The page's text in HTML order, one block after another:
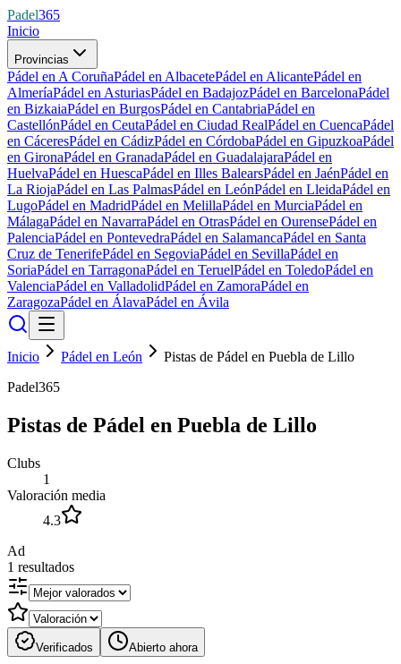
Padel365
Inicio
Provincias
Pádel en A CoruñaPádel en AlbacetePádel en AlicantePádel en
AlmeríaPádel en AsturiasPádel en BadajozPádel en BarcelonaPádel
en BizkaiaPádel en BurgosPádel en CantabriaPádel en
CastellónPádel en CeutaPádel en Ciudad RealPádel en CuencaPádel
en CáceresPádel en CádizPádel en CórdobaPádel en GipuzkoaPádel
en GironaPádel en GranadaPádel en GuadalajaraPádel en
HuelvaPádel en HuescaPádel en Illes BalearsPádel en JaénPádel en
La RiojaPádel en Las PalmasPádel en LeónPádel en LleidaPádel en
LugoPádel en MadridPádel en MelillaPádel en MurciaPádel en
MálagaPádel en NavarraPádel en OtrasPádel en OurensePádel en
PalenciaPádel en PontevedraPádel en SalamancaPádel en Santa
Cruz de TenerifePádel en SegoviaPádel en SevillaPádel en
SoriaPádel en TarragonaPádel en TeruelPádel en ToledoPádel en
ValenciaPádel en ValladolidPádel en ZamoraPádel en
ZaragozaPádel en ÁlavaPádel en Ávila
Inicio Pádel en León
Pistas de Pádel en Puebla de Lillo
Padel365
Pistas de Pádel en Puebla de Lillo
Clubs
1
Valoración media
4.3
Ad
1 resultados
Verificados Abierto ahora